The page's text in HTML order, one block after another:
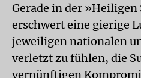
Gerade in der »Heiligen
erschwert eine gierige
jeweiligen nationalen
verletzt zu fühlen, die
vernünftigen